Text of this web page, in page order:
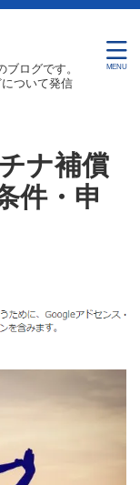
ログです。
ついて発信
ナ補償
件・申